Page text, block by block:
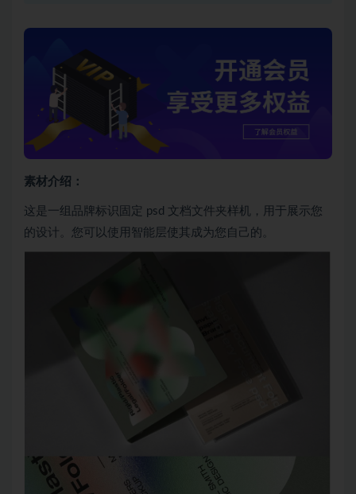
素材介绍：
这是一组品牌标识固定 psd 文档文件夹样机，用于展示您
的设计。您可以使用智能层使其成为您自己的。